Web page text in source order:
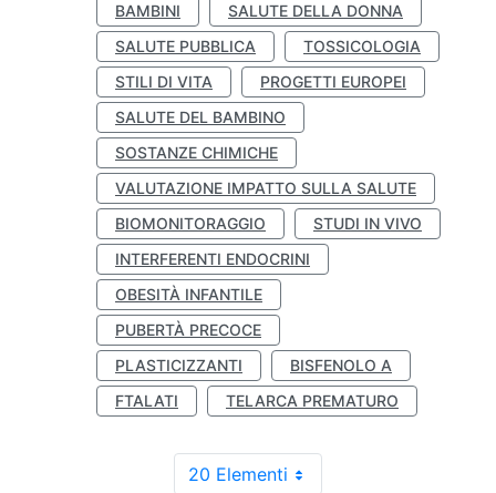
BAMBINI
SALUTE DELLA DONNA
SALUTE PUBBLICA
TOSSICOLOGIA
STILI DI VITA
PROGETTI EUROPEI
SALUTE DEL BAMBINO
SOSTANZE CHIMICHE
VALUTAZIONE IMPATTO SULLA SALUTE
BIOMONITORAGGIO
STUDI IN VIVO
INTERFERENTI ENDOCRINI
OBESITÀ INFANTILE
PUBERTÀ PRECOCE
PLASTICIZZANTI
BISFENOLO A
FTALATI
TELARCA PREMATURO
20 Elementi